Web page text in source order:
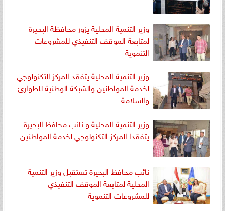
وزير التنمية المحلية يزور محافظة البحيرة
لمتابعة الموقف التنفيذي للمشروعات
التنموية
وزير التنمية المحلية يتفقد المركز التكنولوجي
لخدمة المواطنين والشبكة الوطنية للطوارئ
والسلامة
وزير التنمية المحلية و نائب محافظ البحيرة
يتفقدا المركز التكنولوجي لخدمة المواطنين
نائب محافظ البحيرة تستقبل وزير التنمية
المحلية لمتابعة الموقف التنفيذي
للمشروعات التنموية